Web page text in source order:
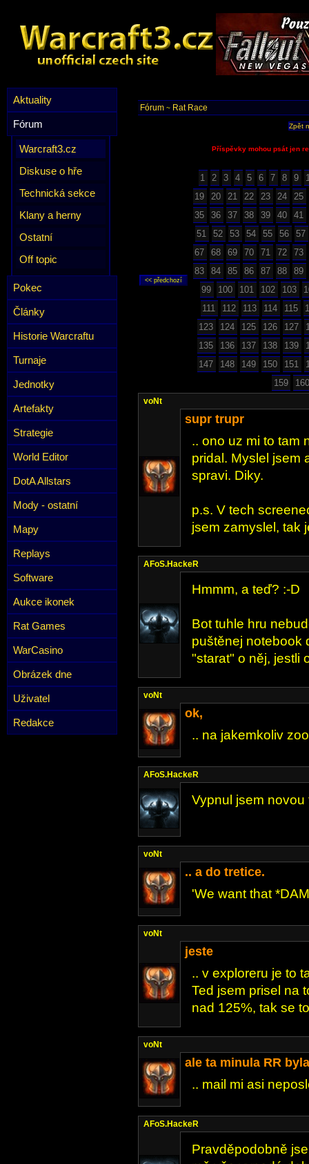
Aktuality
Fórum
Warcraft3.cz
Diskuse o hře
Technická sekce
Klany a herny
Ostatní
Off topic
Pokec
Články
Historie Warcraftu
Turnaje
Jednotky
Artefakty
Strategie
World Editor
DotA Allstars
Mody - ostatní
Mapy
Replays
Software
Aukce ikonek
Rat Games
WarCasino
Obrázek dne
Uživatel
Redakce
Fórum ~ Rat Race
Zpět
Příspěvky mohou psát jen
1 2 3 4 5 6 7 8 9
19
20 21 22 23 24
25
35
36 37 38 39 40
41
51
52 53 54 55 56
57
67
68 69 70 71 72
73
83
84 85 86 87 88
89
99
100 101 102 103
111
112 113 114 115
123
124 125 126 127
135
136 137 138 139
147
148 149 150 151
159
160
voNt
supr trupr
.. ono uz mi to tam
pridal. Myslel jsem
spravi. Diky.
p.s. V tech
jsem zamyslel, tak
AFoS.HackeR
Hmmm, a teď? :-D
Bot tuhle hru
puštěnej notebook
"starat" o něj, jestli
voNt
ok,
.. na jakemkoliv
AFoS.HackeR
Vypnul jsem
voNt
.. a do tretice.
'We want that
voNt
jeste
.. v exploreru je to
Ted jsem prisel na
nad 125%, tak se
voNt
ale ta minula RR
.. mail mi asi
AFoS.HackeR
Pravděpodobně